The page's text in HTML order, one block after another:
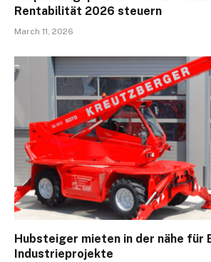
Rentabilität 2026 steuern
March 11, 2026
Hubsteiger mieten in der nähe für
Industrieprojekte